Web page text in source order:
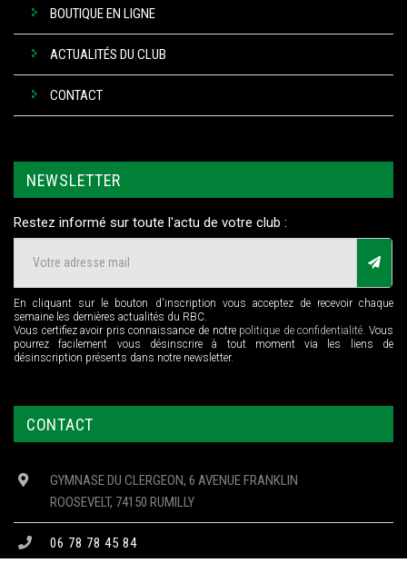
BOUTIQUE EN LIGNE
ACTUALITÉS DU CLUB
CONTACT
NEWSLETTER
Restez informé sur toute l'actu de votre club :
En cliquant sur le bouton d'inscription vous acceptez de recevoir chaque
semaine les dernières actualités du RBC.
Vous certifiez avoir pris connaissance de notre politique de confidentialité. Vous
pourrez facilement vous désinscrire à tout moment via les liens de
désinscription présents dans notre newsletter.
CONTACT
GYMNASE DU CLERGEON, 6 AVENUE FRANKLIN
ROOSEVELT, 74150 RUMILLY
06 78 78 45 84